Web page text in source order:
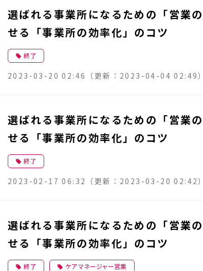
選ばれる事業所になるための「営業
せる「事業所の効率化」のコツ
終了
2023-03-20 02:46 （更新： 2023-04-04 02:49）
選ばれる事業所になるための「営業
せる「事業所の効率化」のコツ
終了
2023-02-17 06:32 （更新： 2023-03-20 02:42）
選ばれる事業所になるための「営業
せる「事業所の効率化」のコツ
終了 ケアマネージャー営業